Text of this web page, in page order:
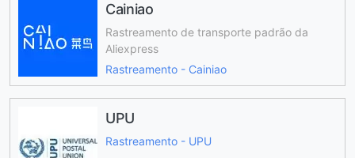
Cainiao
Rastreamento de transporte padrão da
Aliexpress
Rastreamento - Cainiao
UPU
Rastreamento - UPU